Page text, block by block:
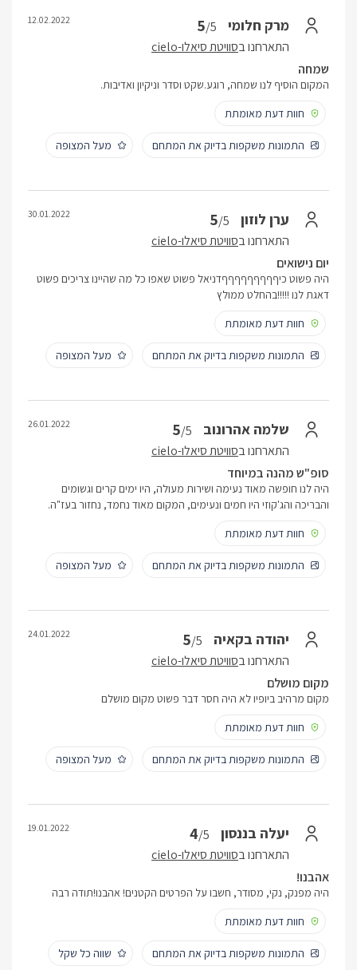
מרק חלומי 5/5
התארחנו בסוויטת סיאלו-cielo
12.02.2022
שמחה
המקום הוסיף לנו שמחה, רוגע.שקט וסדר וניקיון ואדיבות.
חוות דעת מאומתת
התמונות משקפות בדיוק את המתחם מעל המצופה
ערן לוזון 5/5
התארחנו בסוויטת סיאלו-cielo
30.01.2022
יום נישואים
היה פשוט כיףףףףףףףףףדניאל פשוט שאפו כל מה שהיינו צריכים פשוט
דאגת לנו !!!!!בהחלט ממולץ
חוות דעת מאומתת
התמונות משקפות בדיוק את המתחם מעל המצופה
שלמה אהרונוב 5/5
התארחנו בסוויטת סיאלו-cielo
26.01.2022
סופ"ש מהנה במיוחד
היה לנו חופשה מאוד נעימה ושירות מעולה, היו ימים קרים וגשומים
והבריכה והג'קוזי היו חמים ונעימים, המקום מאוד נחמד, נחזור בעז"ה.
חוות דעת מאומתת
התמונות משקפות בדיוק את המתחם מעל המצופה
יהודה בקאיה 5/5
התארחנו בסוויטת סיאלו-cielo
24.01.2022
מקום מושלם
מקום מרהיב ביופיו לא היה חסר דבר פשוט מקום מושלם
חוות דעת מאומתת
התמונות משקפות בדיוק את המתחם מעל המצופה
יעלה בננסון 4/5
התארחנו בסוויטת סיאלו-cielo
19.01.2022
אהבנו!
היה מפנק, נקי, מסודר, חשבו על הפרטים הקטנים! אהבנו!תודה רבה
חוות דעת מאומתת
התמונות משקפות בדיוק את המתחם שווה כל שקל